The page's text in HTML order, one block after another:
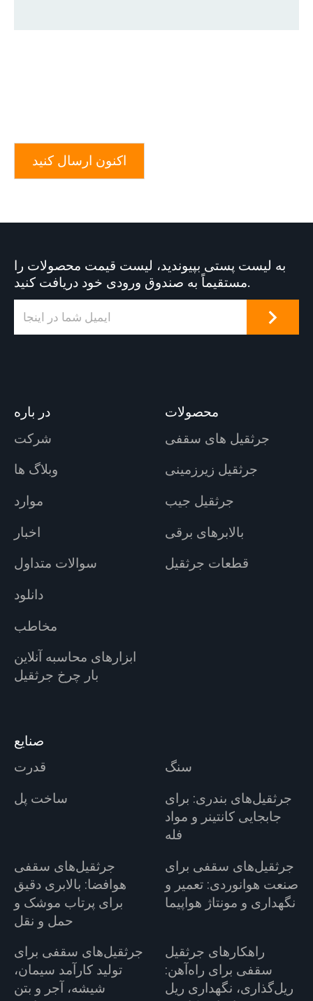
اکنون ارسال کنید
به لیست پستی بپیوندید، لیست قیمت محصولات را
مستقیماً به صندوق ورودی خود دریافت کنید.
در باره
شرکت
وبلاگ ها
موارد
اخبار
سوالات متداول
دانلود
مخاطب
ابزارهای محاسبه آنلاین
بار چرخ جرثقیل
محصولات
جرثقیل های سقفی
جرثقیل زیرزمینی
جرثقیل جیب
بالابرهای برقی
قطعات جرثقیل
صنایع
قدرت
سنگ
ساخت پل
جرثقیل‌های بندری: برای
جابجایی کانتینر و مواد
فله
جرثقیل‌های سقفی
هوافضا: بالابری دقیق
برای پرتاب موشک و
حمل و نقل
جرثقیل‌های سقفی برای
صنعت هوانوردی: تعمیر و
نگهداری و مونتاژ هواپیما
جرثقیل‌های سقفی برای
تولید کارآمد سیمان،
شیشه، آجر و بتن
راهکارهای جرثقیل
سقفی برای راه‌آهن:
ریل‌گذاری، نگهداری ریل